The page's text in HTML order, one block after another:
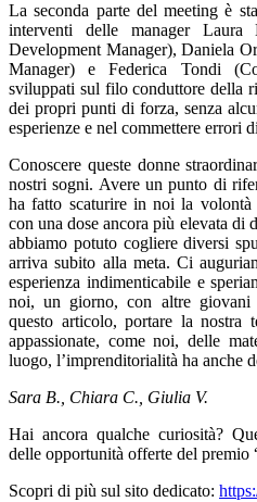
La seconda parte del meeting è
interventi delle manager Laura
Development Manager), Daniela
Manager) e Federica Tondi
sviluppati sul filo conduttore della
dei propri punti di forza, senza
esperienze e nel commettere errori
Conoscere queste donne
nostri sogni. Avere un punto di
ha fatto scaturire in noi la
con una dose ancora più elevata di
abbiamo potuto cogliere diversi
arriva subito alla meta. Ci
esperienza indimenticabile e
noi, un giorno, con altre giovani
questo articolo, portare la nostra
appassionate, come noi, delle
luogo, l’imprenditorialità ha anche
Sara B., Chiara C., Giulia V.
Hai ancora qualche curiosità?
delle opportunità offerte del
Scopri di più sul sito dedicato: